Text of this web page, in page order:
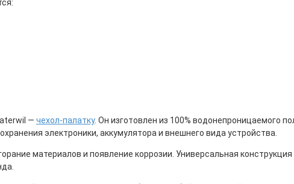
— чехол-палатку. Он изготовлен из 100% водонепроницаемого
электроники, аккумулятора и внешнего вида устройства.
материалов и появление коррозии. Универсальная